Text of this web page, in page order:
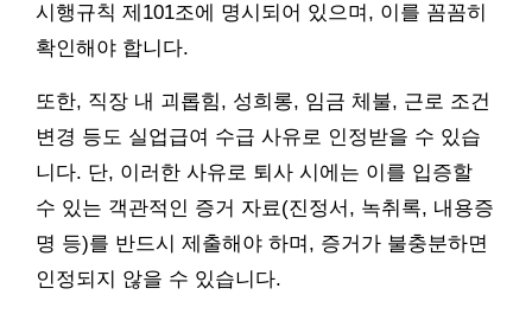
시행규칙 제101조에 명시되어 있으며, 이를 꼼꼼히
확인해야 합니다.
또한, 직장 내 괴롭힘, 성희롱, 임금 체불, 근로 조건
변경 등도 실업급여 수급 사유로 인정받을 수 있습
니다. 단, 이러한 사유로 퇴사 시에는 이를 입증할
수 있는 객관적인 증거 자료(진정서, 녹취록, 내용증
명 등)를 반드시 제출해야 하며, 증거가 불충분하면
인정되지 않을 수 있습니다.